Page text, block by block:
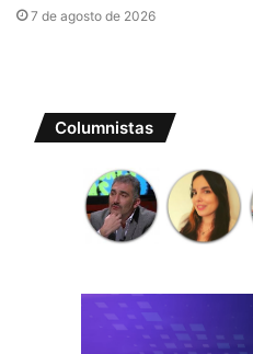
7 de agosto de 2026
Columnistas